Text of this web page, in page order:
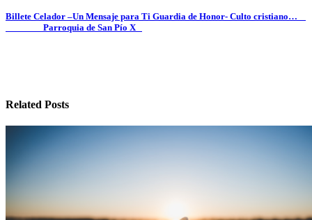
entradas
Billete Celador –Un Mensaje para Ti Guardia de Honor- Culto cristiano…
Parroquia de San Pío X
Related Posts